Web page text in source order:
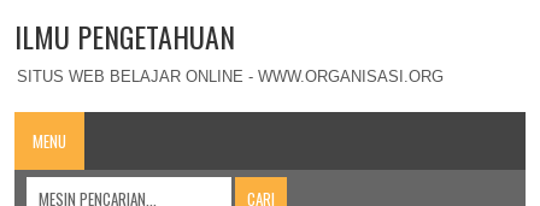
ILMU PENGETAHUAN
SITUS WEB BELAJAR ONLINE - WWW.ORGANISASI.ORG
MENU